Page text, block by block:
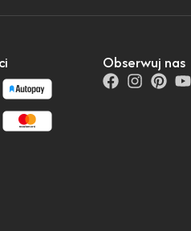
Obserwuj nas